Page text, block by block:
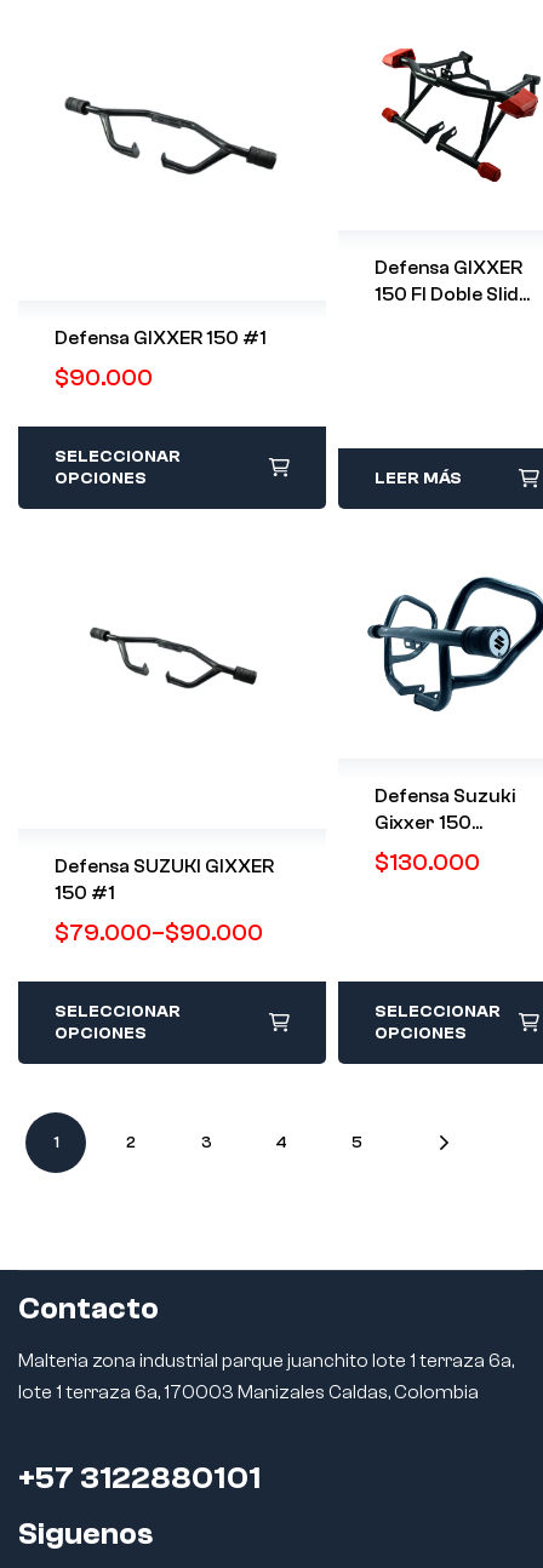
Defensa GIXXER 150 #1
$90.000
SELECCIONAR
OPCIONES
Defensa GIXXER
150 FI Doble Slider
LEER MÁS
Defensa SUZUKI GIXXER
150 #1
$79.000–$90.000
SELECCIONAR
OPCIONES
Defensa Suzuki
Gixxer 150
Carburada
Alerón
$130.000
SELECCIONAR
OPCIONES
1 2 3 4 5
Contacto
Malteria zona industrial parque juanchito lote 1 terraza 6a,
lote 1 terraza 6a, 170003 Manizales Caldas, Colombia
+57 3122880101
Siguenos